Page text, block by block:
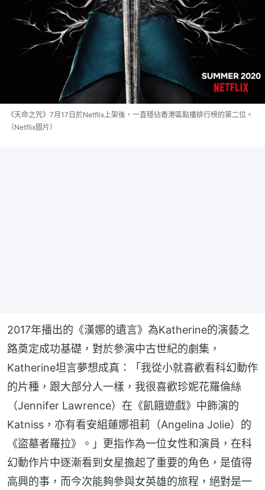
《天命之咒》7月17日於Netflix上架後，一直穩佔香港區點播排行榜的第二位。
（Netflix圖片）
2017年播出的《漢娜的遺言》為Katherine的演藝之
路奠定成功基礎，對於參演中古世紀的劇集，
Katherine坦言夢想成真：「我從小就喜歡看科幻動作
的片種，跟大部分人一樣，我很喜歡珍妮花羅倫絲
（Jennifer Lawrence）在《飢餓遊戲》中飾演的
Katniss，亦有看安組蓮娜祖莉（Angelina Jolie）的
《盜墓者羅拉》。」更指作為一位女性和演員，在科
幻動作片中逐漸看到女星擔起了重要的角色，是值得
高興的事，而今次能夠參與女英雄的旅程，絕對是一